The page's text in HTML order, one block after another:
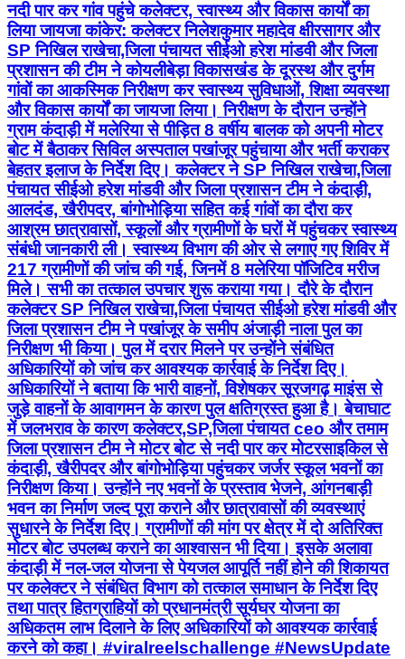
नदी पार कर गांव पहुंचे कलेक्टर, स्वास्थ्य और विकास कार्यों का
लिया जायजा कांकेर: कलेक्टर निलेशकुमार महादेव क्षीरसागर और
SP निखिल राखेचा,जिला पंचायत सीईओ हरेश मांडवी और जिला
प्रशासन की टीम ने कोयलीबेड़ा विकासखंड के दूरस्थ और दुर्गम
गांवों का आकस्मिक निरीक्षण कर स्वास्थ्य सुविधाओं, शिक्षा व्यवस्था
और विकास कार्यों का जायजा लिया। निरीक्षण के दौरान उन्होंने
ग्राम कंदाड़ी में मलेरिया से पीड़ित 8 वर्षीय बालक को अपनी मोटर
बोट में बैठाकर सिविल अस्पताल पखांजूर पहुंचाया और भर्ती कराकर
बेहतर इलाज के निर्देश दिए। कलेक्टर ने SP निखिल राखेचा,जिला
पंचायत सीईओ हरेश मांडवी और जिला प्रशासन टीम ने कंदाड़ी,
आलदंड, खैरीपदर, बांगोभोड़िया सहित कई गांवों का दौरा कर
आश्रम छात्रावासों, स्कूलों और ग्रामीणों के घरों में पहुंचकर स्वास्थ्य
संबंधी जानकारी ली। स्वास्थ्य विभाग की ओर से लगाए गए शिविर में
217 ग्रामीणों की जांच की गई, जिनमें 8 मलेरिया पॉजिटिव मरीज
मिले। सभी का तत्काल उपचार शुरू कराया गया। दौरे के दौरान
कलेक्टर SP निखिल राखेचा,जिला पंचायत सीईओ हरेश मांडवी और
जिला प्रशासन टीम ने पखांजूर के समीप अंजाड़ी नाला पुल का
निरीक्षण भी किया। पुल में दरार मिलने पर उन्होंने संबंधित
अधिकारियों को जांच कर आवश्यक कार्रवाई के निर्देश दिए।
अधिकारियों ने बताया कि भारी वाहनों, विशेषकर सूरजगढ़ माइंस से
जुड़े वाहनों के आवागमन के कारण पुल क्षतिग्रस्त हुआ है। बेचाघाट
में जलभराव के कारण कलेक्टर,SP,जिला पंचायत ceo और तमाम
जिला प्रशासन टीम ने मोटर बोट से नदी पार कर मोटरसाइकिल से
कंदाड़ी, खैरीपदर और बांगोभोड़िया पहुंचकर जर्जर स्कूल भवनों का
निरीक्षण किया। उन्होंने नए भवनों के प्रस्ताव भेजने, आंगनबाड़ी
भवन का निर्माण जल्द पूरा कराने और छात्रावासों की व्यवस्थाएं
सुधारने के निर्देश दिए। ग्रामीणों की मांग पर क्षेत्र में दो अतिरिक्त
मोटर बोट उपलब्ध कराने का आश्वासन भी दिया। इसके अलावा
कंदाड़ी में नल-जल योजना से पेयजल आपूर्ति नहीं होने की शिकायत
पर कलेक्टर ने संबंधित विभाग को तत्काल समाधान के निर्देश दिए
तथा पात्र हितग्राहियों को प्रधानमंत्री सूर्यघर योजना का
अधिकतम लाभ दिलाने के लिए अधिकारियों को आवश्यक कार्रवाई
करने को कहा। #viralreelschallenge #NewsUpdate